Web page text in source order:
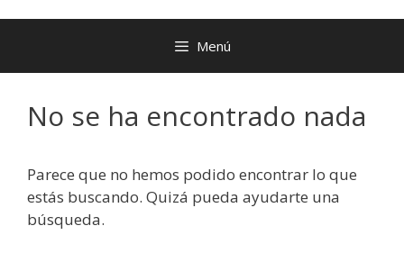
Menú
No se ha encontrado nada
Parece que no hemos podido encontrar lo que
estás buscando. Quizá pueda ayudarte una
búsqueda.